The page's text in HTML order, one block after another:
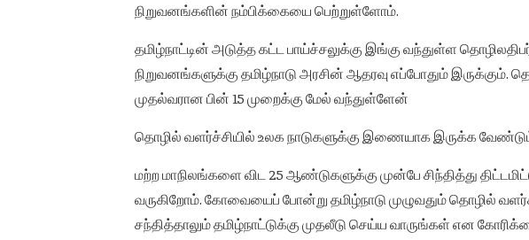
நிறுவனங்களின் நம்பிக்கையை பெற்றுள்ளோம்.
தமிழ்நாட்டின் அடுத்த கட்ட பாய்ச்சலுக்கு இங்கு வந்துள்ள
நிறுவனங்களுக்கு தமிழ்நாடு அரசின் ஆதரவு எப்போதும்
முதல்வரான பின் 15 முறைக்கு மேல் வந்துள்ளேன்
தொழில் வளர்ச்சியில் உலக நாடுகளுக்கு இணையாக இருக்க
மற்ற மாநிலங்களை விட 25 ஆண்டுகளுக்கு முன்பே சிந்தித்து
வருகிறோம். கோவையைப் போன்று தமிழ்நாடு முழுவதும் தொழில்
சந்தித்தாலும் தமிழ்நாட்டுக்கு முதலீடு செய்ய வாருங்கள் என